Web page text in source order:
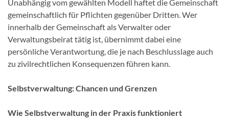
Unabhängig vom gewählten Modell haftet die Gemeinschaft
gemeinschaftlich für Pflichten gegenüber Dritten. Wer
innerhalb der Gemeinschaft als Verwalter oder
Verwaltungsbeirat tätig ist, übernimmt dabei eine
persönliche Verantwortung, die je nach Beschlusslage auch
zu zivilrechtlichen Konsequenzen führen kann.
Selbstverwaltung: Chancen und Grenzen
Wie Selbstverwaltung in der Praxis funktioniert